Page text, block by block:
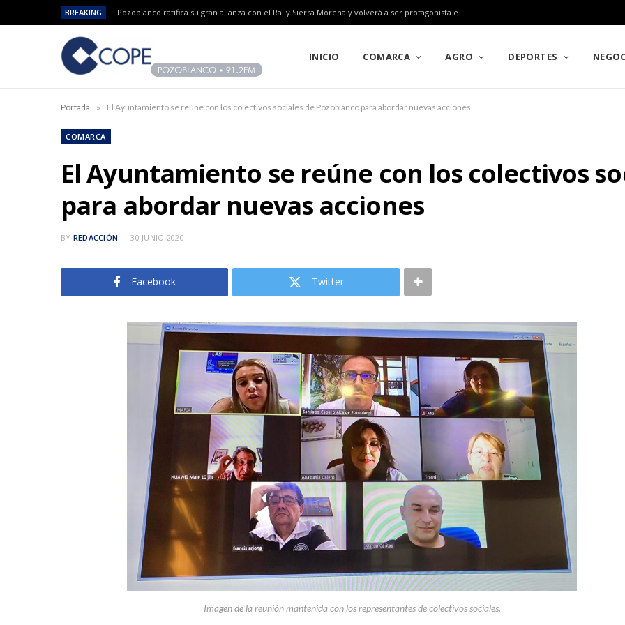
BREAKING Pozoblanco ratifica su gran alianza con el Rally Sierra Morena y volverá a ser protagonista en el Campeonato de Europa en 2027
INICIO COMARCA AGRO DEPORTES
Portada » El Ayuntamiento se reúne con los colectivos sociales de Pozoblanco para abordar nuevas acciones
COMARCA
El Ayuntamiento se reúne con los colectivos
para abordar nuevas acciones
BY REDACCIÓN 30 JUNIO 2020
Facebook Twitter
Imagen de la reunión mantenida con los representantes de colectivos sociales.